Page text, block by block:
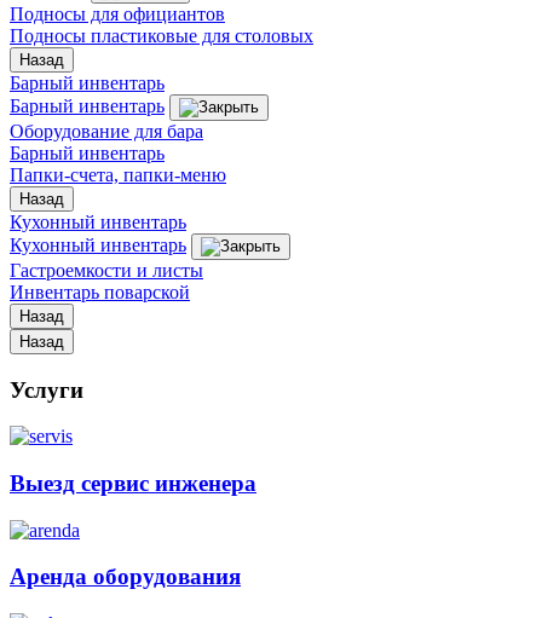
Подносы для официантов
Подносы пластиковые для столовых
Назад
Барный инвентарь
Барный инвентарь
Оборудование для бара
Барный инвентарь
Папки-счета, папки-меню
Назад
Кухонный инвентарь
Кухонный инвентарь
Гастроемкости и листы
Инвентарь поварской
Назад
Назад
Услуги
Выезд сервис инженера
Аренда оборудования